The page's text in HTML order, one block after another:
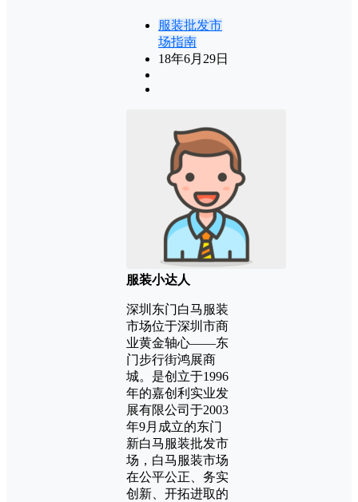
服装批发市
场指南
18年6月29日
服装小达人
深圳东门白马服装
市场位于深圳市商
业黄金轴心——东
门步行街鸿展商
城。是创立于1996
年的嘉创利实业发
展有限公司于2003
年9月成立的东门
新白马服装批发市
场，白马服装市场
在公平公正、务实
创新、开拓进取的